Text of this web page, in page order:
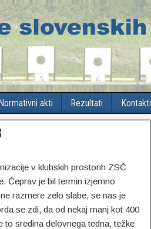
akti Rezultati Kontakti
v klubskih prostorih ZSČ
Čeprav je bil termin izjemno
razmere zelo slabe, se nas je
se zdi, da od nekaj manj kot 400
to sredina delovnega tedna, težke